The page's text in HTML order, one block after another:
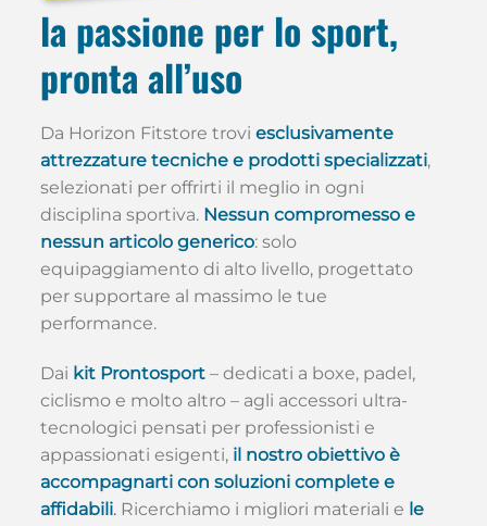
la passione per lo sport,
pronta all’uso
Da Horizon Fitstore troviesclusivamente
attrezzature tecniche e prodotti specializzati,
selezionati per offrirti il meglio in ogni
disciplina sportiva. Nessun compromesso e
nessun articolo generico: solo
equipaggiamento di alto livello, progettato
per supportare al massimo le tue
performance.
Dai kit Prontosport – dedicati a boxe, padel,
ciclismo e molto altro – agli accessori ultra-
tecnologici pensati per professionisti e
appassionati esigenti, il nostro obiettivo è
accompagnarti con soluzioni complete e
affidabili. Ricerchiamo i migliori materiali e le